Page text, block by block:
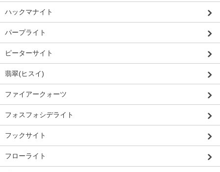
ハックマナイト
パープライト
ピーターサイト
翡翠(ヒスイ)
ファイアークォーツ
フォスフォシデライト
フックサイト
フローライト